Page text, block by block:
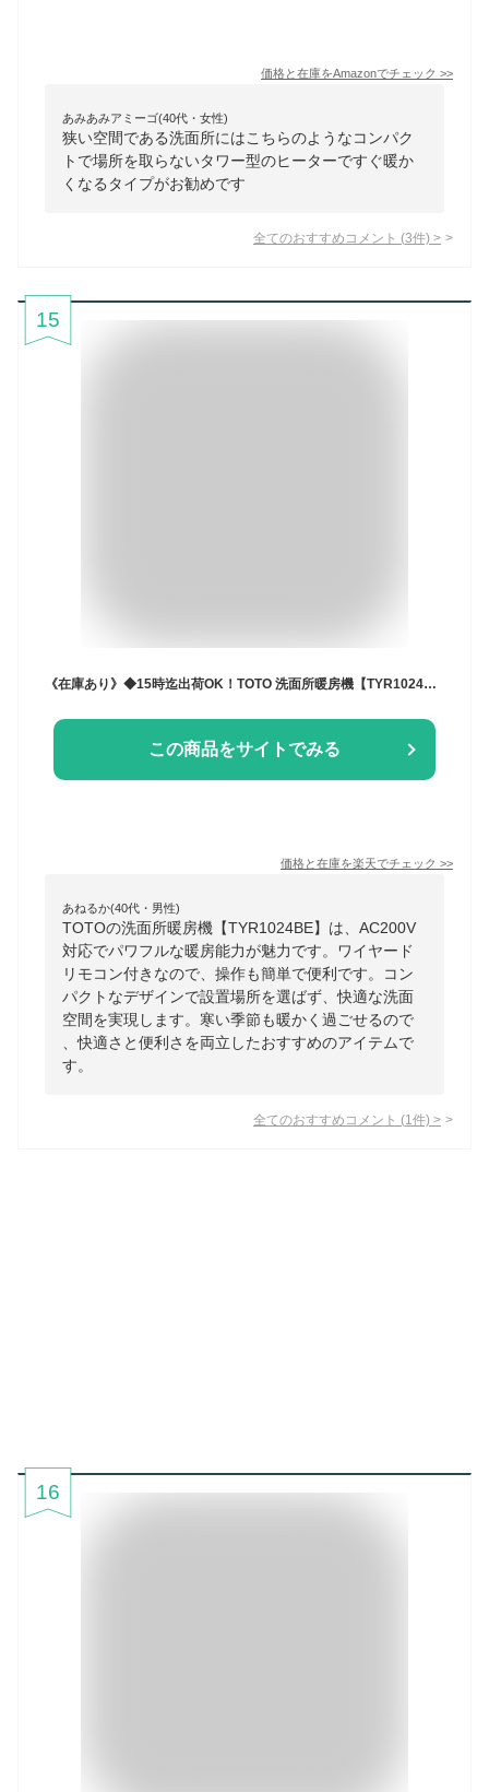
価格と在庫をAmazonでチェック >>
あみあみアミーゴ(40代・女性)
狭い空間である洗面所にはこちらのようなコンパク
トで場所を取らないタワー型のヒーターですぐ暖か
くなるタイプがお勧めです
全てのおすすめコメント (3件) >
15
《在庫あり》◆15時迄出荷OK！TOTO 洗面所暖房機【TYR1024BE】(AC200V) ワイヤードリモコン(有線)付き
この商品をサイトでみる
価格と在庫を楽天でチェック >>
あねるか(40代・男性)
TOTOの洗面所暖房機【TYR1024BE】は、AC200V
対応でパワフルな暖房能力が魅力です。ワイヤード
リモコン付きなので、操作も簡単で便利です。コン
パクトなデザインで設置場所を選ばず、快適な洗面
空間を実現します。寒い季節も暖かく過ごせるので
、快適さと便利さを両立したおすすめのアイテムで
す。
全てのおすすめコメント (1 件) >
16